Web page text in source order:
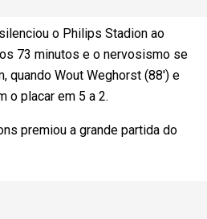
o Philips Stadion ao
73 minutos e o nervosismo se
quando Wout Weghorst (88′) e
o placar em 5 a 2.
premiou a grande partida do